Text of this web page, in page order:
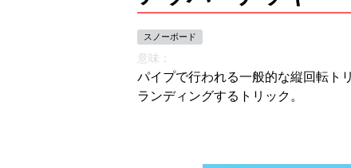
スノーボード
意味：
パイプで行われる一般的な縦回転ト
ランディングするトリック。